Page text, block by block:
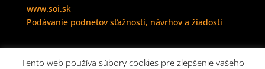
www.soi.sk
Podávanie podnetov sťažností, návrhov a žiadosti
Tento web používa súbory cookies pre zlepšenie vašeho